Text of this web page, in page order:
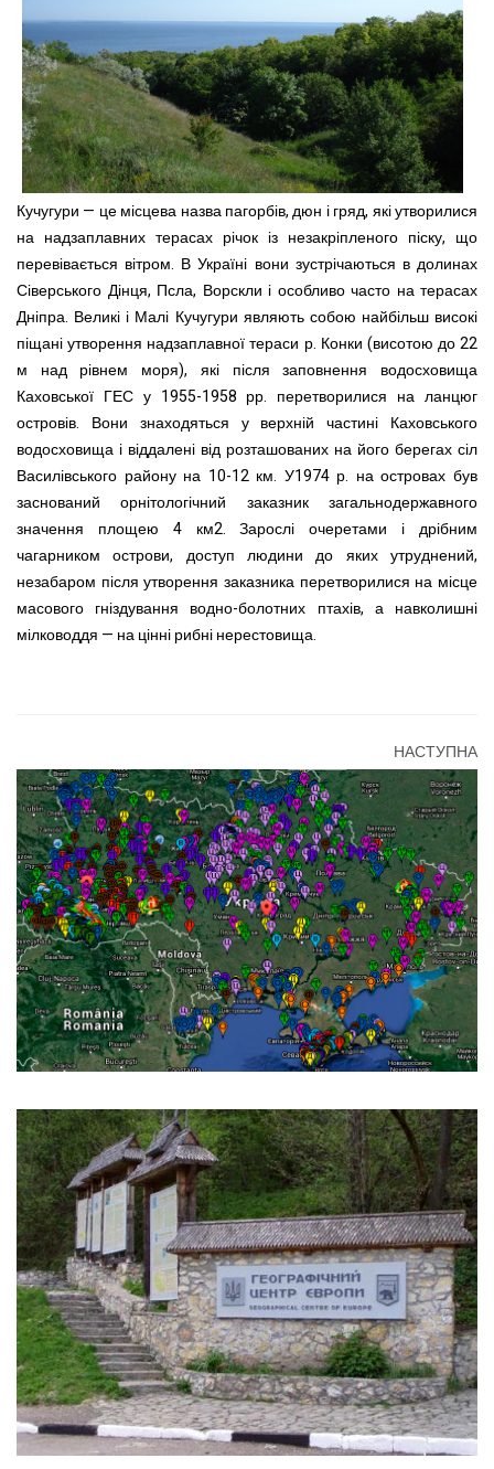
Кучугури — це місцева назва пагорбів, дюн і гряд, які утворилися
на надзаплавних терасах річок із незакріпленого піску, що
перевівається вітром. В Україні вони зустрічаються в долинах
Сіверського Дінця, Псла, Ворскли і особливо часто на терасах
Дніпра. Великі і Малі Кучугури являють собою найбільш високі
піщані утворення надзаплавної тераси р. Конки (висотою до 22
м над рівнем моря), які після заповнення водосховища
Каховської ГЕС у 1955-1958 рр. перетворилися на ланцюг
островів. Вони знаходяться у верхній частині Каховського
водосховища і віддалені від розташованих на його берегах сіл
Василівського району на 10-12 км. У1974 р. на островах був
заснований орнітологічний заказник загальнодержавного
значення площею 4 км2. Зарослі очеретами і дрібним
чагарником острови, доступ людини до яких утруднений,
незабаром після утворення заказника перетворилися на місце
масового гніздування водно-болотних птахів, а навколишні
мілководдя — на цінні рибні нерестовища.
НАСТУПНА